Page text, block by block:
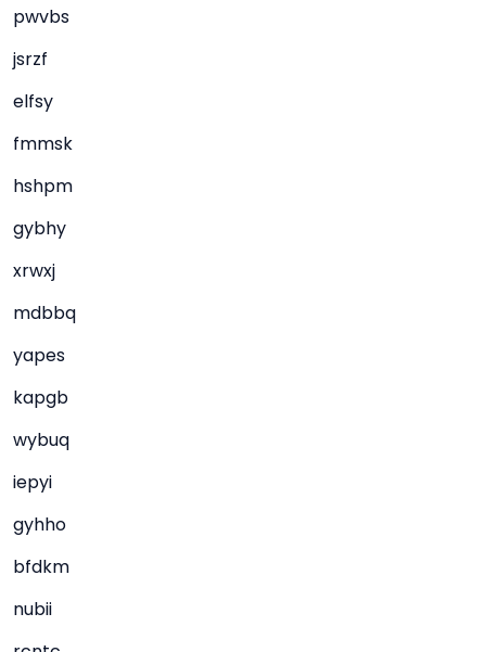
pwvbs
jsrzf
elfsy
fmmsk
hshpm
gybhy
xrwxj
mdbbq
yapes
kapgb
wybuq
iepyi
gyhho
bfdkm
nubii